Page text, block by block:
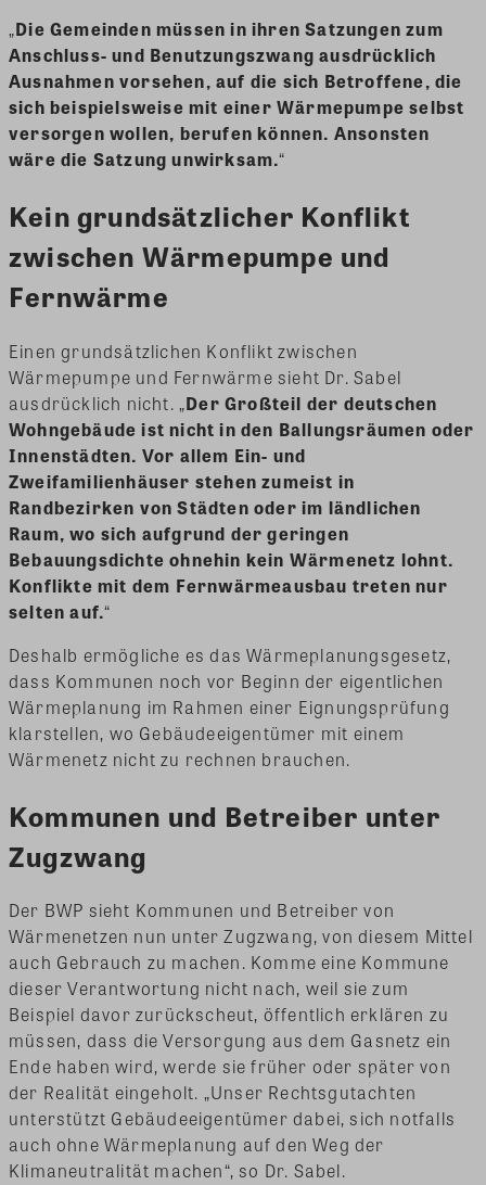
„Die Gemeinden müssen in ihren Satzungen zum
Anschluss- und Benutzungszwang ausdrücklich
Ausnahmen vorsehen, auf die sich Betroffene, die
sich beispielsweise mit einer Wärmepumpe selbst
versorgen wollen, berufen können. Ansonsten
wäre die Satzung unwirksam.“
Kein grundsätzlicher Konflikt
zwischen Wärmepumpe und
Fernwärme
Einen grundsätzlichen Konflikt zwischen
Wärmepumpe und Fernwärme sieht Dr. Sabel
ausdrücklich nicht. „Der Großteil der deutschen
Wohngebäude ist nicht in den Ballungsräumen oder
Innenstädten. Vor allem Ein- und
Zweifamilienhäuser stehen zumeist in
Randbezirken von Städten oder im ländlichen
Raum, wo sich aufgrund der geringen
Bebauungsdichte ohnehin kein Wärmenetz lohnt.
Konflikte mit dem Fernwärmeausbau treten nur
selten auf.“
Deshalb ermögliche es das Wärmeplanungsgesetz,
dass Kommunen noch vor Beginn der eigentlichen
Wärmeplanung im Rahmen einer Eignungsprüfung
klarstellen, wo Gebäudeeigentümer mit einem
Wärmenetz nicht zu rechnen brauchen.
Kommunen und Betreiber unter
Zugzwang
Der BWP sieht Kommunen und Betreiber von
Wärmenetzen nun unter Zugzwang, von diesem Mittel
auch Gebrauch zu machen. Komme eine Kommune
dieser Verantwortung nicht nach, weil sie zum
Beispiel davor zurückscheut, öffentlich erklären zu
müssen, dass die Versorgung aus dem Gasnetz ein
Ende haben wird, werde sie früher oder später von
der Realität eingeholt. „Unser Rechtsgutachten
unterstützt Gebäudeeigentümer dabei, sich notfalls
auch ohne Wärmeplanung auf den Weg der
Klimaneutralität machen“, so Dr. Sabel.